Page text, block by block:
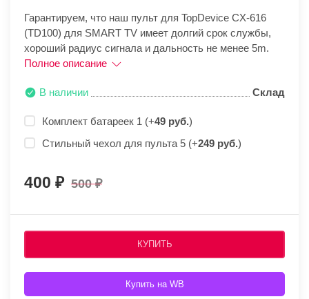
Гарантируем, что наш пульт для TopDevice CX-616
(TD100) для SMART TV имеет долгий срок службы,
хороший радиус сигнала и дальность не менее 5m.
Полное описание
В наличии Склад
Комплект батареек 1 (+49 руб.)
Стильный чехол для пульта 5 (+249 руб.)
400 500
КУПИТЬ
Купить на WB